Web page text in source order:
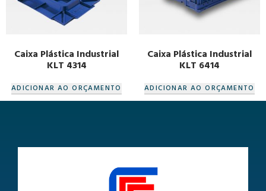
Caixa Plástica Industrial
KLT 4314
ADICIONAR AO ORÇAMENTO
Caixa Plástica Industrial
KLT 6414
ADICIONAR AO ORÇAMENTO